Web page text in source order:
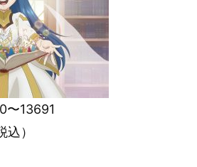
〜13691
）